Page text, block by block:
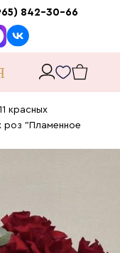
842-30-66
красных
роз "Пламенное